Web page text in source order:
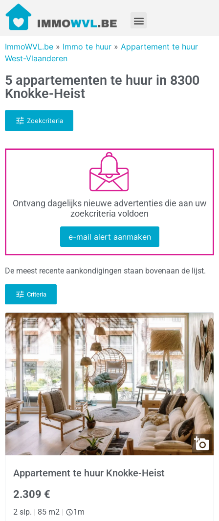
ImmoWVL.be » Immo te huur » Appartement te huur
West-Vlaanderen
5 appartementen te huur in 8300
Knokke-Heist
Zoekcriteria
Ontvang dagelijks nieuwe advertenties die aan uw
zoekcriteria voldoen
e-mail alert aanmaken
De meest recente aankondigingen staan bovenaan de lijst.
Criteria
Appartement te huur Knokke-Heist
2.309 €
2 slp. 85 m2 1m